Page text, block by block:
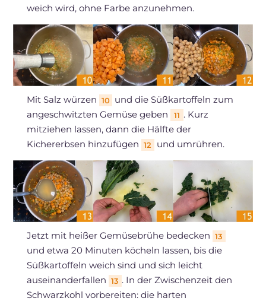
weich wird, ohne Farbe anzunehmen.
Mit Salz würzen 10 und die Süßkartoffeln zum
angeschwitzten Gemüse geben
11 . Kurz
mitziehen lassen, dann die Hälfte der
Kichererbsen hinzufügen 12 und umrühren.
Jetzt mit heißer Gemüsebrühe bedecken 13
und etwa 20 Minuten köcheln lassen, bis die
Süßkartoffeln weich sind und sich leicht
auseinanderfallen 13 . In der Zwischenzeit den
Schwarzkohl vorbereiten: die harten